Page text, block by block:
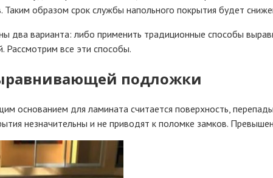
образом срок службы напольного покрытия будет
два варианта: либо применить традиционные способы
Рассмотрим все эти способы.
подложки
основанием для ламината считается поверхность,
незначительны и не приводят к поломке замков.